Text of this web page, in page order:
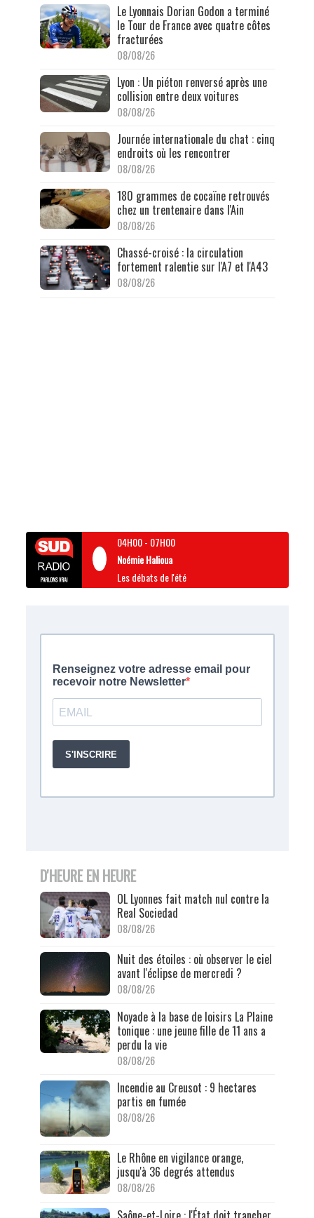
Le Lyonnais Dorian Godon a terminé
le Tour de France avec quatre côtes
fracturées
08/08/26
Lyon : Un piéton renversé après une
collision entre deux voitures
08/08/26
Journée internationale du chat : cinq
endroits où les rencontrer
08/08/26
180 grammes de cocaïne retrouvés
chez un trentenaire dans l'Ain
08/08/26
Chassé-croisé : la circulation
fortement ralentie sur l'A7 et l'A43
08/08/26
04H00- 07H00
Noémie Halioua
Les débats de l'été
D'HEURE EN HEURE
OL Lyonnes fait match nul contre la
Real Sociedad
08/08/26
Nuit des étoiles : où observer le ciel
avant l'éclipse de mercredi ?
08/08/26
Noyade à la base de loisirs La Plaine
tonique : une jeune fille de 11 ans a
perdu la vie
08/08/26
Incendie au Creusot : 9 hectares
partis en fumée
08/08/26
Le Rhône en vigilance orange,
jusqu'à 36 degrés attendus
08/08/26